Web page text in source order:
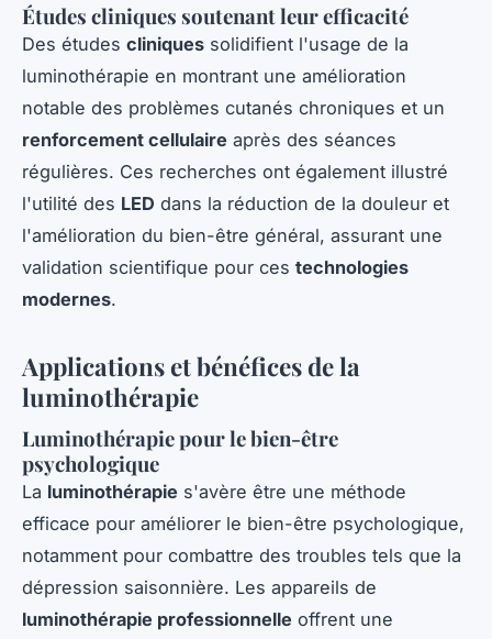
Études cliniques soutenant leur efficacité
Des études cliniques solidifient l'usage de la
luminothérapie en montrant une amélioration
notable des problèmes cutanés chroniques et un
renforcement cellulaire après des séances
régulières. Ces recherches ont également illustré
l'utilité des LED dans la réduction de la douleur et
l'amélioration du bien-être général, assurant une
validation scientifique pour ces technologies
modernes.
Applications et bénéfices de la
luminothérapie
Luminothérapie pour le bien-être
psychologique
La luminothérapie s'avère être une méthode
efficace pour améliorer le bien-être psychologique,
notamment pour combattre des troubles tels que la
dépression saisonnière. Les appareils de
luminothérapie professionnelle offrent une